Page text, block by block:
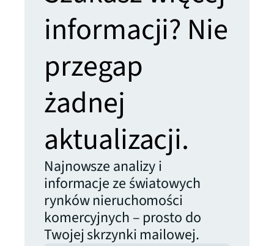
informacji? Nie
przegap
żadnej
aktualizacji.
Najnowsze analizy i
informacje ze światowych
rynków nieruchomości
komercyjnych – prosto do
Twojej skrzynki mailowej.